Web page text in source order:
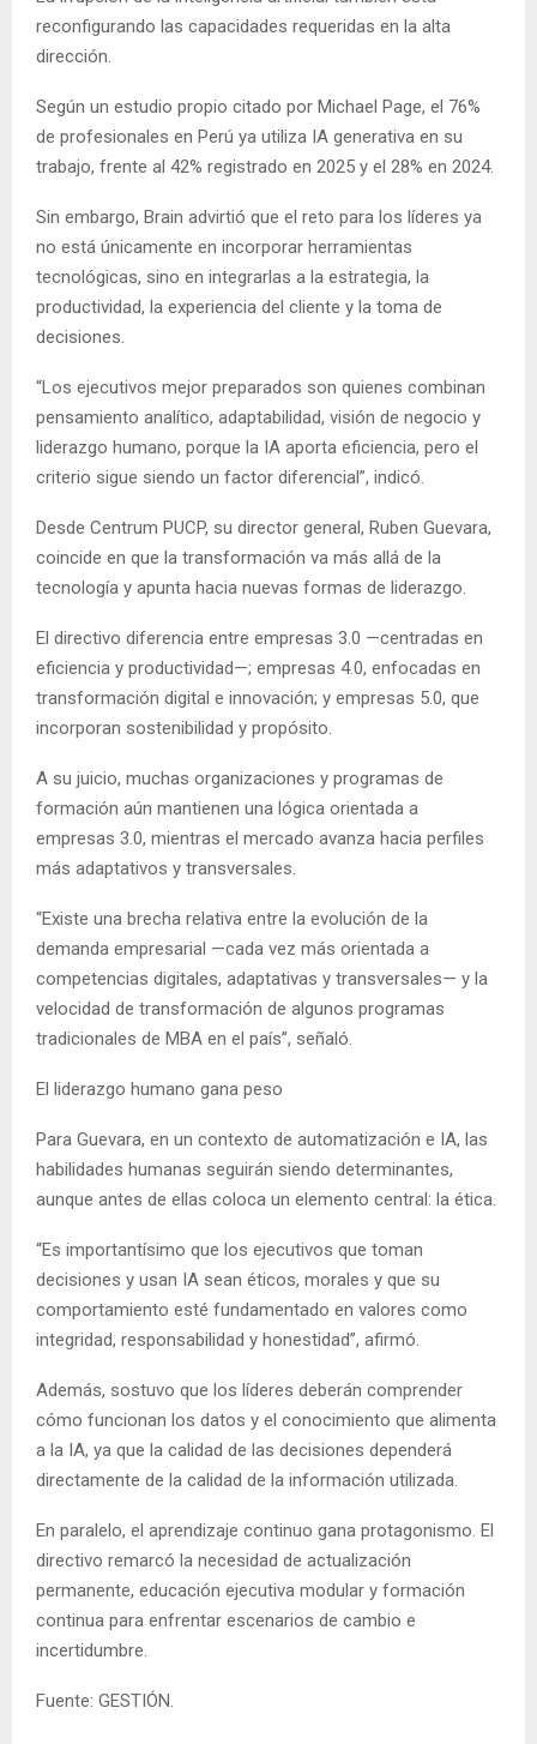
reconfigurando las capacidades requeridas en la alta
dirección.
Según un estudio propio citado por Michael Page, el 76%
de profesionales en Perú ya utiliza IA generativa en su
trabajo, frente al 42% registrado en 2025 y el 28% en 2024.
Sin embargo, Brain advirtió que el reto para los líderes ya
no está únicamente en incorporar herramientas
tecnológicas, sino en integrarlas a la estrategia, la
productividad, la experiencia del cliente y la toma de
decisiones.
“Los ejecutivos mejor preparados son quienes combinan
pensamiento analítico, adaptabilidad, visión de negocio y
liderazgo humano, porque la IA aporta eficiencia, pero el
criterio sigue siendo un factor diferencial”, indicó.
Desde Centrum PUCP, su director general, Ruben Guevara,
coincide en que la transformación va más allá de la
tecnología y apunta hacia nuevas formas de liderazgo.
El directivo diferencia entre empresas 3.0 —centradas en
eficiencia y productividad—; empresas 4.0, enfocadas en
transformación digital e innovación; y empresas 5.0, que
incorporan sostenibilidad y propósito.
A su juicio, muchas organizaciones y programas de
formación aún mantienen una lógica orientada a
empresas 3.0, mientras el mercado avanza hacia perfiles
más adaptativos y transversales.
“Existe una brecha relativa entre la evolución de la
demanda empresarial —cada vez más orientada a
competencias digitales, adaptativas y transversales— y la
velocidad de transformación de algunos programas
tradicionales de MBA en el país”, señaló.
El liderazgo humano gana peso
Para Guevara, en un contexto de automatización e IA, las
habilidades humanas seguirán siendo determinantes,
aunque antes de ellas coloca un elemento central: la ética.
“Es importantísimo que los ejecutivos que toman
decisiones y usan IA sean éticos, morales y que su
comportamiento esté fundamentado en valores como
integridad, responsabilidad y honestidad”, afirmó.
Además, sostuvo que los líderes deberán comprender
cómo funcionan los datos y el conocimiento que alimenta
a la IA, ya que la calidad de las decisiones dependerá
directamente de la calidad de la información utilizada.
En paralelo, el aprendizaje continuo gana protagonismo. El
directivo remarcó la necesidad de actualización
permanente, educación ejecutiva modular y formación
continua para enfrentar escenarios de cambio e
incertidumbre.
Fuente: GESTIÓN.